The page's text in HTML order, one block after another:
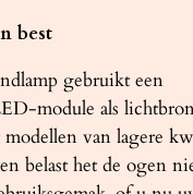
best
gebruikt een
module als
van lagere
belast het de ogen